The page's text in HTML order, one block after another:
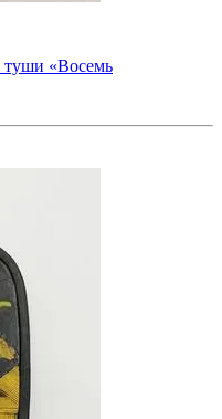
туши «Восемь